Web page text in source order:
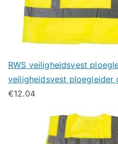
RWS veiligheidsvest
veiligheidsvest ploegleider
€12.04